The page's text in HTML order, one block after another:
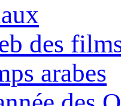
des
arabes